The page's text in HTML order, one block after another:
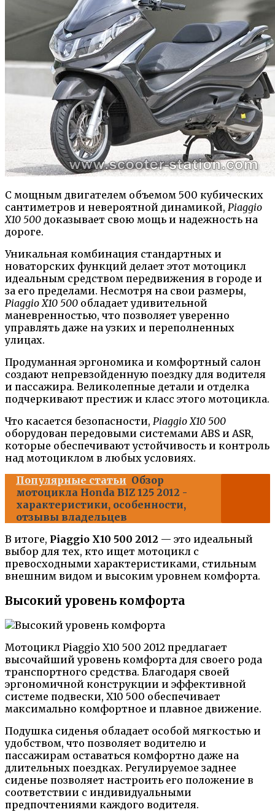
С мощным двигателем объемом 500 кубических
сантиметров и невероятной динамикой, Piaggio
X10 500 доказывает свою мощь и надежность на
дороге.
Уникальная комбинация стандартных и
новаторских функций делает этот мотоцикл
идеальным средством передвижения в городе и
за его пределами. Несмотря на свои размеры,
Piaggio X10 500 обладает удивительной
маневренностью, что позволяет уверенно
управлять даже на узких и переполненных
улицах.
Продуманная эргономика и комфортный салон
создают непревзойденную поездку для водителя
и пассажира. Великолепные детали и отделка
подчеркивают престиж и класс этого мотоцикла.
Что касается безопасности, Piaggio X10 500
оборудован передовыми системами ABS и ASR,
которые обеспечивают устойчивость и контроль
над мотоциклом в любых условиях.
Популярные статьи Обзор
мотоцикла Honda BIZ 125 2012 -
характеристики, особенности,
отзывы владельцев
В итоге, Piaggio X10 500 2012 — это идеальный
выбор для тех, кто ищет мотоцикл с
превосходными характеристиками, стильным
внешним видом и высоким уровнем комфорта.
Высокий уровень комфорта
Мотоцикл Piaggio X10 500 2012 предлагает
высочайший уровень комфорта для своего рода
транспортного средства. Благодаря своей
эргономичной конструкции и эффективной
системе подвески, X10 500 обеспечивает
максимально комфортное и плавное движение.
Подушка сиденья обладает особой мягкостью и
удобством, что позволяет водителю и
пассажирам оставаться комфортно даже на
длительных поездках. Регулируемое заднее
сиденье позволяет настроить его положение в
соответствии с индивидуальными
предпочтениями каждого водителя.